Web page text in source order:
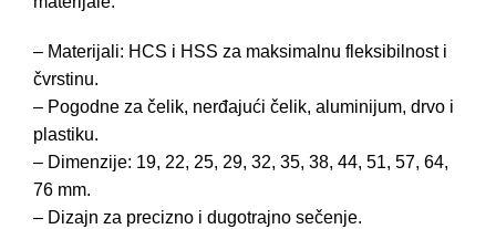
– Materijali: HCS i HSS za maksimalnu fleksibilnost i
čvrstinu.
– Pogodne za čelik, nerđajući čelik, aluminijum, drvo i
plastiku.
– Dimenzije: 19, 22, 25, 29, 32, 35, 38, 44, 51, 57, 64,
76 mm.
– Dizajn za precizno i dugotrajno sečenje.